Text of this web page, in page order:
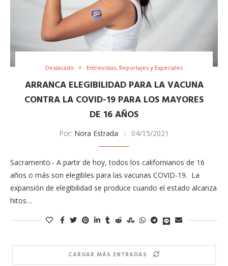
Destacado Entrevistas, Reportajes y Especiales
ARRANCA ELEGIBILIDAD PARA LA VACUNA
CONTRA LA COVID-19 PARA LOS MAYORES
DE 16 AÑOS
Por: Nora Estrada 04/15/2021
Sacramento.- A partir de hoy, todos los californianos de 16
años o más son elegibles para las vacunas COVID-19. La
expansión de elegibilidad se produce cuando el estado alcanza
hitos…
CARGAR MÁS ENTRADAS